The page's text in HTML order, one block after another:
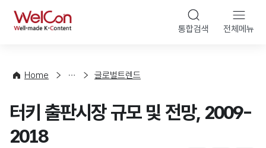
WelCon 통합검색 전체메뉴
Home
향
계
글로벌트렌드
터키 출판시장 규모 및 전망, 2009-
2018